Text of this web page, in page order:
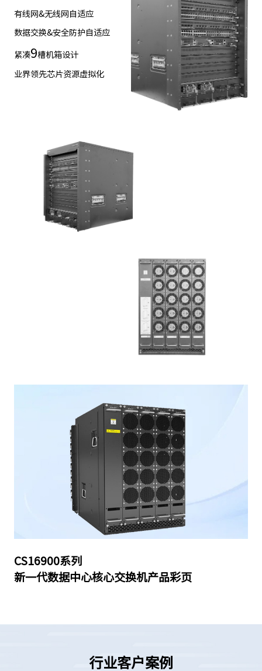
有线网&无线网自适应
数据交换&安全防护自适应
紧凑9槽机箱设计
业界领先芯片资源虚拟化
CS16900系列
新一代数据中心核心交换机产品彩页
行业客户案例